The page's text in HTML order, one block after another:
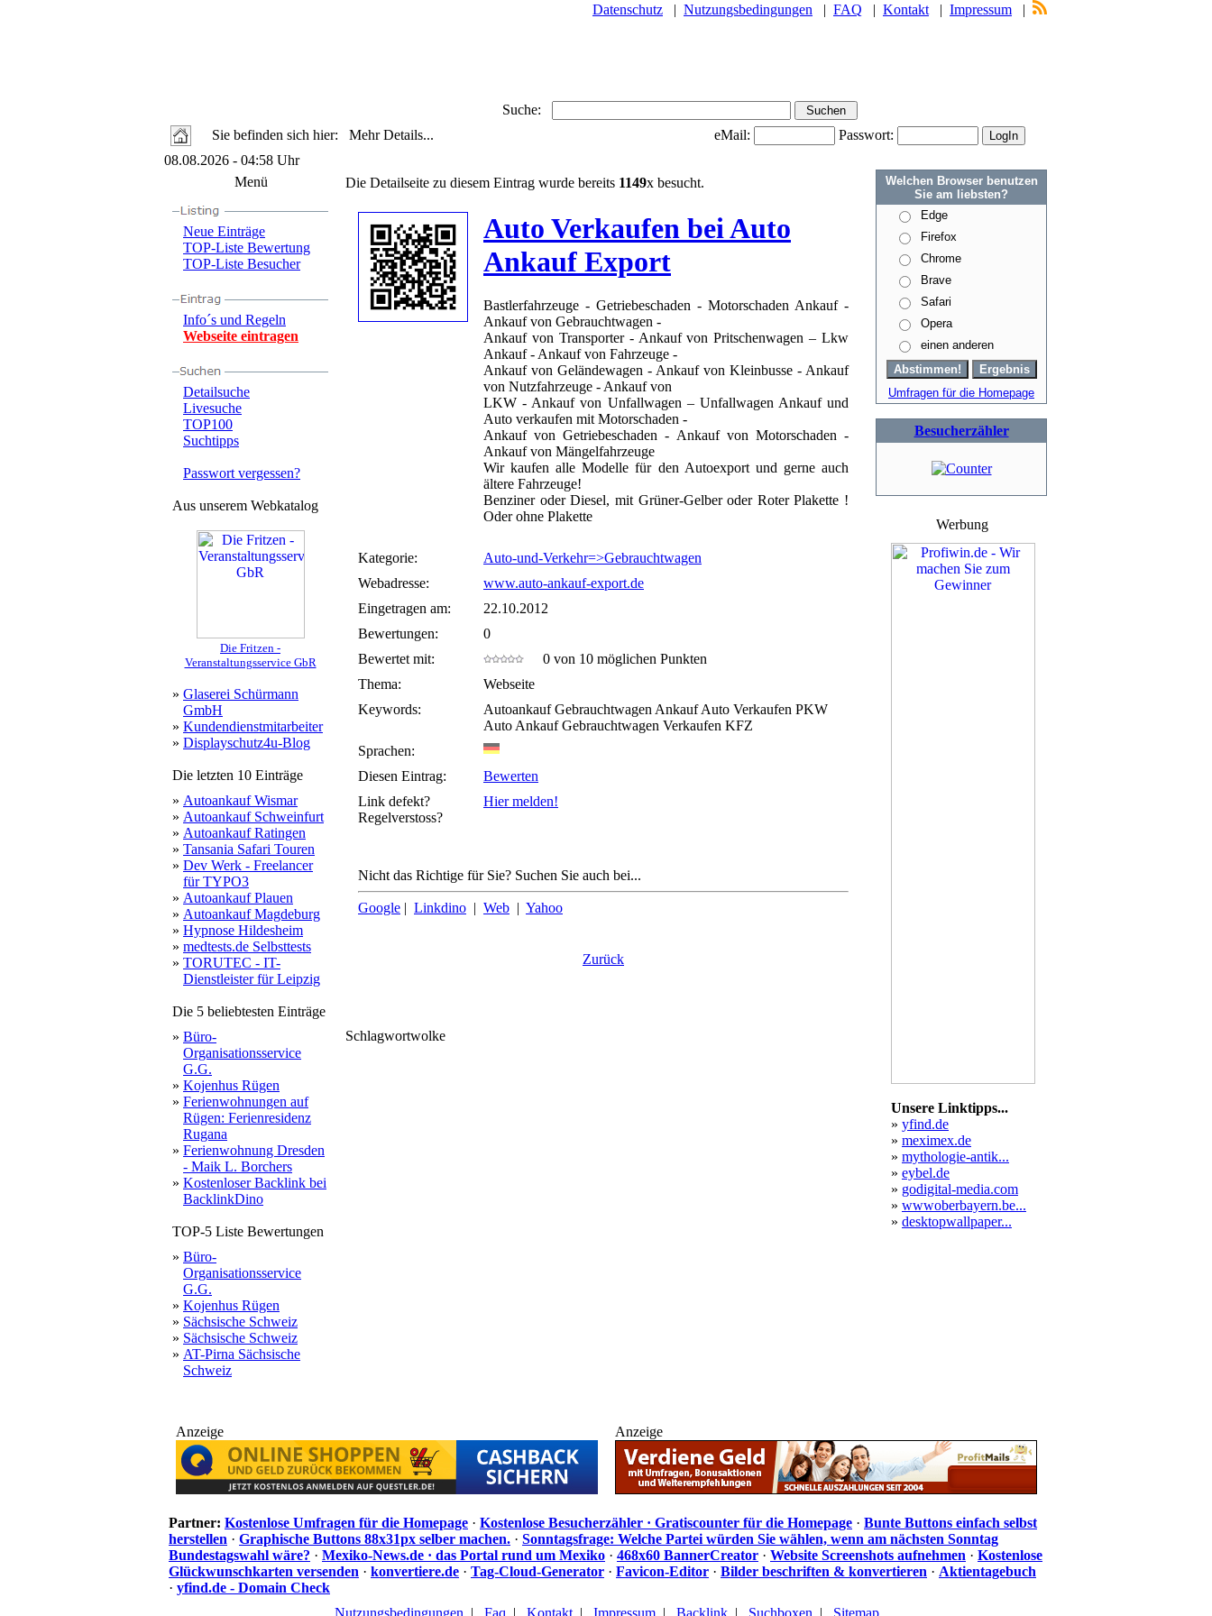
Datenschutz | Nutzungsbedingungen | FAQ | Kontakt | Impressum |
Suche:
Sie befinden sich hier: Mehr Details...
eMail:
Passwort:
08.08.2026 - 04:58 Uhr
Menü
Neue Einträge
TOP-Liste Bewertung
TOP-Liste Besucher
Info´s und Regeln
Webseite eintragen
Detailsuche
Livesuche
TOP100
Suchtipps
Passwort vergessen?
Aus unserem Webkatalog
Die Fritzen -
Veranstaltungsservice GbR
» Glaserei Schürmann
GmbH
» Kundendienstmitarbeiter
» Displayschutz4u-Blog
Die letzten 10 Einträge
» Autoankauf Wismar
» Autoankauf Schweinfurt
» Autoankauf Ratingen
» Tansania Safari Touren
» Dev Werk - Freelancer
für TYPO3
» Autoankauf Plauen
» Autoankauf Magdeburg
» Hypnose Hildesheim
» medtests.de Selbsttests
» TORUTEC - IT-
Dienstleister für Leipzig
Die 5 beliebtesten Einträge
» Büro-
Organisationsservice
G.G.
» Kojenhus Rügen
» Ferienwohnungen auf
Rügen: Ferienresidenz
Rugana
» Ferienwohnung Dresden
- Maik L. Borchers
» Kostenloser Backlink bei
BacklinkDino
TOP-5 Liste Bewertungen
» Büro-
Organisationsservice
G.G.
» Kojenhus Rügen
» Sächsische Schweiz
» Sächsische Schweiz
» AT-Pirna Sächsische
Schweiz
Die Detailseite zu diesem Eintrag wurde bereits 1149x besucht.
Auto Verkaufen bei Auto
Ankauf Export
Bastlerfahrzeuge - Getriebeschaden - Motorschaden Ankauf -
Ankauf von Gebrauchtwagen -
Ankauf von Transporter - Ankauf von Pritschenwagen – Lkw
Ankauf - Ankauf von Fahrzeuge -
Ankauf von Geländewagen - Ankauf von Kleinbusse - Ankauf
von Nutzfahrzeuge - Ankauf von
LKW - Ankauf von Unfallwagen – Unfallwagen Ankauf und
Auto verkaufen mit Motorschaden -
Ankauf von Getriebeschaden - Ankauf von Motorschaden -
Ankauf von Mängelfahrzeuge
Wir kaufen alle Modelle für den Autoexport und gerne auch
ältere Fahrzeuge!
Benziner oder Diesel, mit Grüner-Gelber oder Roter Plakette !
Oder ohne Plakette
Kategorie:
Auto-und-Verkehr=>Gebrauchtwagen
Webadresse:
www.auto-ankauf-export.de
Eingetragen am:
22.10.2012
Bewertungen:
0
Bewertet mit:
0 von 10 möglichen Punkten
Thema:
Webseite
Keywords:
Autoankauf Gebrauchtwagen Ankauf Auto Verkaufen PKW
Auto Ankauf Gebrauchtwagen Verkaufen KFZ
Sprachen:
Diesen Eintrag:
Bewerten
Link defekt?
Regelverstoss?
Hier melden!
Nicht das Richtige für Sie? Suchen Sie auch bei...
Google | Linkdino | Web | Yahoo
Zurück
Schlagwortwolke
Welchen Browser benutzen
Sie am liebsten?
Edge
Firefox
Chrome
Brave
Safari
Opera
einen anderen
Umfragen für die Homepage
Besucherzähler
Werbung
Unsere Linktipps...
» yfind.de
» meximex.de
» mythologie-antik...
» eybel.de
» godigital-media.com
» wwwoberbayern.be...
» desktopwallpaper...
Anzeige Anzeige
Partner: Kostenlose Umfragen für die Homepage · Kostenlose Besucherzähler · Gratiscounter für die Homepage · Bunte Buttons einfach selbst
herstellen · Graphische Buttons 88x31px selber machen. · Sonntagsfrage: Welche Partei würden Sie wählen, wenn am nächsten Sonntag
Bundestagswahl wäre? · Mexiko-News.de · das Portal rund um Mexiko · 468x60 BannerCreator · Website Screenshots aufnehmen · Kostenlose
Glückwunschkarten versenden · konvertiere.de · Tag-Cloud-Generator · Favicon-Editor · Bilder beschriften & konvertieren · Aktientagebuch
· yfind.de - Domain Check
Nutzungsbedingungen | Faq | Kontakt| Impressum| Backlink| Suchboxen | Sitemap